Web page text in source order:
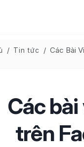
Tin tức Các Bài Viết Dễ
Các
trên